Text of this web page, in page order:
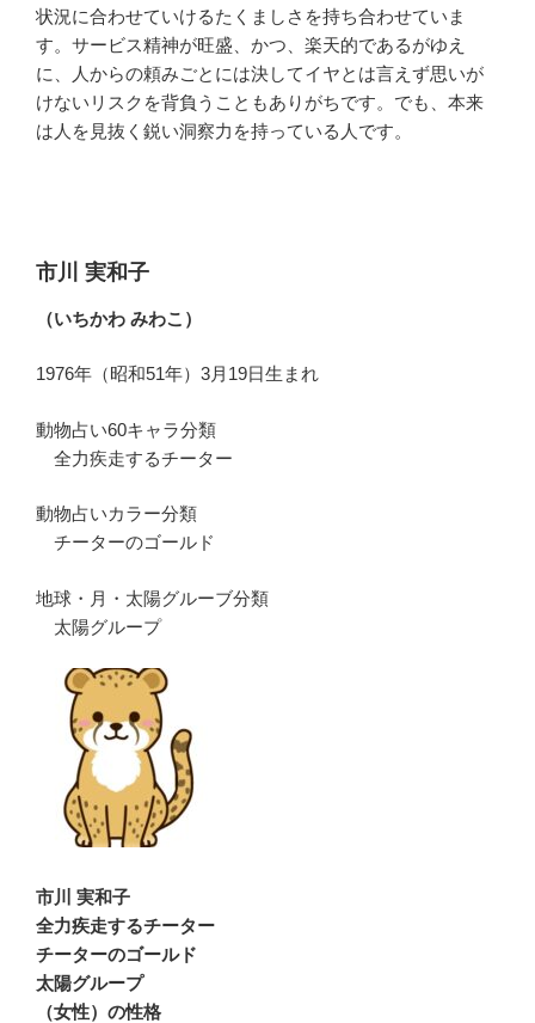
状況に合わせていけるたくましさを持ち合わせていま
す。サービス精神が旺盛、かつ、楽天的であるがゆえ
に、人からの頼みごとには決してイヤとは言えず思いが
けないリスクを背負うこともありがちです。でも、本来
は人を見抜く鋭い洞察力を持っている人です。
市川 実和子
（いちかわ みわこ）
1976年（昭和51年）3月19日生まれ
動物占い60キャラ分類
全力疾走するチーター
動物占いカラー分類
チーターのゴールド
地球・月・太陽グルーブ分類
太陽グループ
市川 実和子
全力疾走するチーター
チーターのゴールド
太陽グループ
（女性）の性格